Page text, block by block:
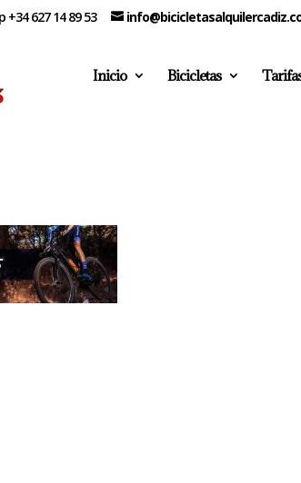
627 14 89 53
Inicio Bicicletas